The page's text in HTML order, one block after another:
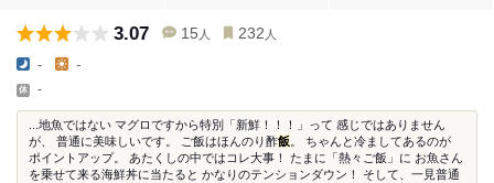
3.07 15 人 232 人
- -
-
...地魚ではない マグロですから特別「新鮮！！！」って 感じではありません
が、 普通に美味しいです。 ご飯はほんのり酢飯 。 ちゃんと冷ましてあるのが
ポイントアップ。 あたくしの中ではコレ大事！ たまに「熱々ご飯」に お魚さん
を乗せて来る海鮮丼に当たると かなりのテンションダウン！ そして、一見普通